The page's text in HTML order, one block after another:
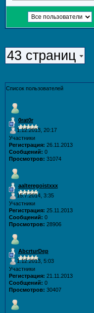
43 страниц
Список пользователей
0rat0r
1.12.2013, 20:17
Участники
Регистрация: 26.11.2013
Сообщений: 0
Просмотров: 31074
aalteregoistxxx
15.7.2014, 3:35
Участники
Регистрация: 25.11.2013
Сообщений: 0
Просмотров: 28906
AbcrturDep
1.12.2013, 5:03
Участники
Регистрация: 21.11.2013
Сообщений: 0
Просмотров: 30407